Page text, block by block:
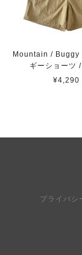
Mountain / Buggy
ギーショーツ
¥4,290
プライバシ